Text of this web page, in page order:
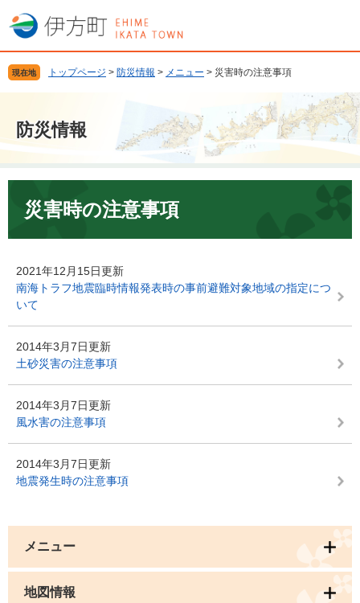
ー
先
頭
。
ニ
を
飛
て
現在地 トップページ > 防災情報 > メニュー > 災害時の注意事項
防災情報
災害時の注意事項
2021年12月15日更新
南海トラフ地震臨時情報発表時の事前避難対象地域の指定につ
いて
2014年3月7日更新
土砂災害の注意事項
2014年3月7日更新
風水害の注意事項
2014年3月7日更新
地震発生時の注意事項
メニュー
地図情報